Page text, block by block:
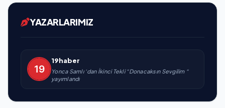
YAZARLARIMIZ
19haber
Yonca Samlı ‘dan İkinci Tekli “Donacaksın Sevgilim “
yayımlandı